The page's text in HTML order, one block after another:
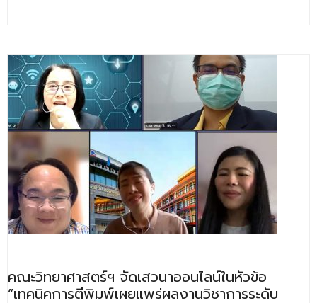
ศูนย์บริการ
- ศูนย์เครื่องมือปฏิบัติการวิทยาศาสตร์
- ศูนย์สิ่งแวดล้อม
- ศูนย์ปัญญาประดิษฐ์เพื่อการศึกษา
สหกิจศึกษา
ข่าว
- ข่าวประชาสัมพันธ์
- ข่าวประชาสัมพันธ์ภายนอก
คณะวิทยาศาสตร์ฯ จัดเสวนาออนไลน์ในหัวข้อ
“เทคนิคการตีพิมพ์เผยแพร่ผลงานวิชาการระดับ